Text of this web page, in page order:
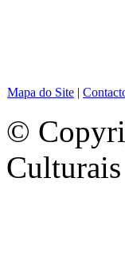
Mapa do Site |
©